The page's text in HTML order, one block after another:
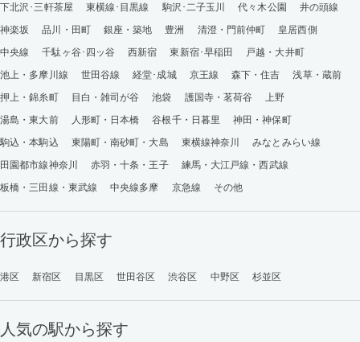
下北沢･三軒茶屋
東横線･目黒線 駒沢･二子玉川 代々木公園
井の頭線
神楽坂
品川・田町 銀座・築地 豊洲 清澄・門前仲町
皇居西側
中央線
千駄ヶ谷･四ッ谷 西新宿 東新宿･早稲田
戸越・大井町
池上・多摩川線
世田谷線 経堂･成城 京王線 森下・住吉
浅草・蔵前
押上・錦糸町
目白・雑司が谷 池袋 護国寺・茗荷谷
上野
湯島・東大前
人形町・日本橋 谷根千・日暮里
神田・神保町
駒込・本駒込
東陽町・南砂町・大島 東横線神奈川
みなとみらい線
田園都市線神奈川
赤羽・十条・王子
練馬・大江戸線・西武線
板橋・三田線・東武線
中央線多摩 京急線 その他
行政区から探す
港区 新宿区 目黒区 世田谷区 渋谷区 中野区 杉並区
人気の駅から探す